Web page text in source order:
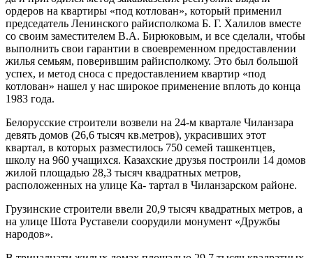
ордеров на квартиры «под котлован», который применил
председатель Ленинского райисполкома Б. Г. Халилов вместе
со своим заместителем В.А. Би­рюковым, и все сделали, чтобы
выполнить свои га­рантии в своевременном предоставлении
жилья семь­ям, поверившим райисполкому. Это был большой
ус­пех, и метод сноса с предоставлением квартир «под
котлован» нашел у нас широкое применение вплоть до конца
1983 года.
Белорусские строители возвели на 24-м квартале Чиланзара
девять домов (26,6 тысяч кв.метров), укра­сивших этот
квартал, в которых разместилось 750 се­мей ташкентцев,
школу на 960 учащихся. Казахские друзья построили 14 домов
жилой площадью 28,3 ты­сяч квадратных метров,
расположенных на улице Ка- тартал в Чиланзарском районе.
Грузинские строители ввели 20,9 тысяч квадратных метров, а
на улице Шота Руставели соорудили мону­мент «Дружбы
народов».